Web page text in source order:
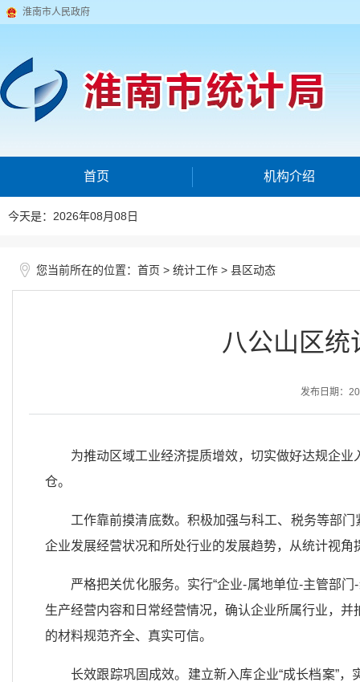
淮南市人民政府
首页 机构介绍
今天是：2026年08月08日
您当前所在的位置： 首页 > 统计工作 > 县区动态
八公山区
发布日期：
为推动区域工业经济提质增效，切实做好达规企
仓。
工作靠前摸清底数。积极加强与科工、税务等部
企业发展经营状况和所处行业的发展趋势，从统计视
严格把关优化服务。实行“企业-属地单位-主管部
生产经营内容和日常经营情况，确认企业所属行业，
的材料规范齐全、真实可信。
长效跟踪巩固成效。建立新入库企业“成长档案”